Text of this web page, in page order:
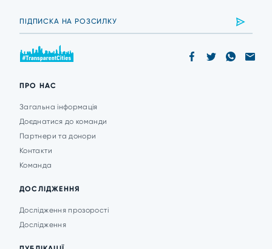
ПРО НАС
Загальна інформація
Доєднатися до команди
Партнери та донори
Контакти
Команда
ДОСЛІДЖЕННЯ
Дослідження прозорості
Дослідження